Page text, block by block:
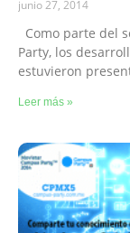
junio 27, 2014
Como parte del
Party, los
estuvieron
Leer más »